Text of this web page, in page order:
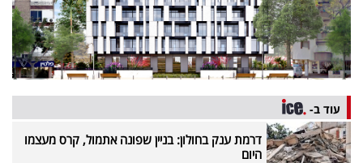
באייס
עקבו
אחרינו:
עוד ב-
דרמת ענק בחולון: בניין שפונה אתמול, קרס מעצמו
היום